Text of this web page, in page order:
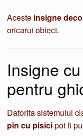
Aceste insigne
oricarui obiect.
Insigne
pentru
Datorita sistemului
pin cu pisicipot fi